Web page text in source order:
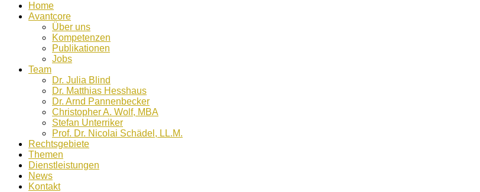
Home
Avantcore
Über uns
Kompetenzen
Publikationen
Jobs
Team
Dr. Julia Blind
Dr. Matthias Hesshaus
Dr. Arnd Pannenbecker
Christopher A. Wolf, MBA
Stefan Unterriker
Prof. Dr. Nicolai Schädel, LL.M.
Rechtsgebiete
Themen
Dienstleistungen
News
Kontakt